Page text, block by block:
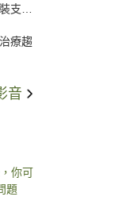
支
選擇
療趨
音
你可
題